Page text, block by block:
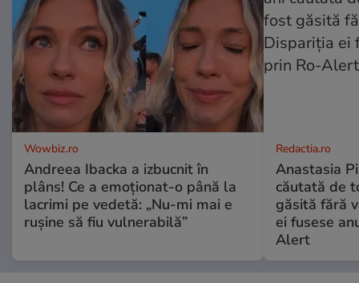
Wowbiz.ro
Andreea Ibacka a izbucnit în
plâns! Ce a emoționat-o până la
lacrimi pe vedetă: „Nu-mi mai e
rușine să fiu vulnerabilă”
Redactia.ro
Anastasia
căutată de
găsită fără
ei fusese
Alert